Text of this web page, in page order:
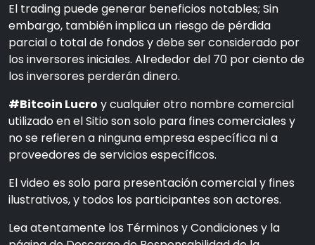
El trading puede generar beneficios notables; Sin
embargo, también implica un riesgo de pérdida
parcial o total de fondos y debe ser considerado por
los inversores iniciales. Alrededor del 70 por ciento de
los inversores perderán dinero.
#Bitcoin Lucro y cualquier otro nombre comercial
utilizado en el Sitio son solo para fines comerciales y
no se refieren a ninguna empresa específica ni a
proveedores de servicios específicos.
El video es solo para presentación comercial y fines
ilustrativos, y todos los participantes son actores.
Lea atentamente los Términos y Condiciones y la